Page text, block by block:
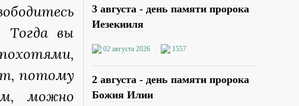
вы
потому
можно
3 августа - день памяти пророка
Иезекииля
02 августа 2026 1557
2 августа - день памяти пророка
Божия Илии